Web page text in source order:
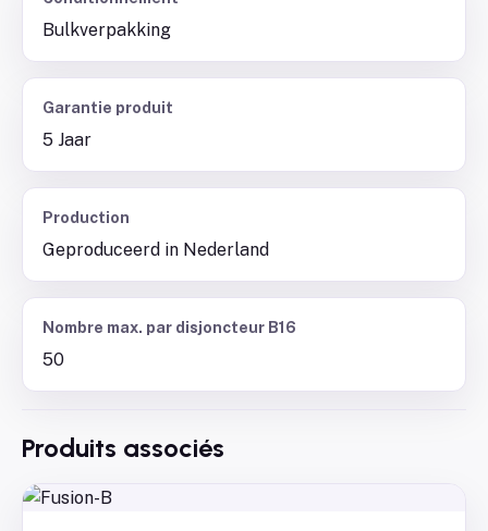
Bulkverpakking
Garantie produit
5 Jaar
Production
Geproduceerd in Nederland
Nombre max. par disjoncteur B16
50
Produits associés